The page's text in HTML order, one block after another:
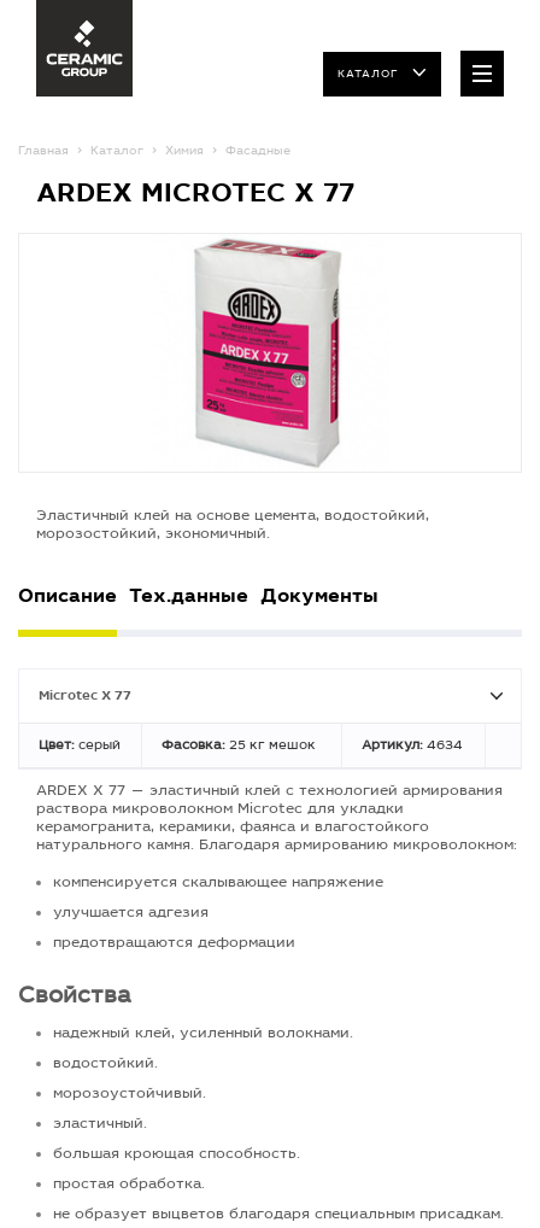
КАТАЛОГ
Главная Каталог Химия Фасадные
ARDEX MICROTEC X 77
Эластичный клей на основе цемента, водостойкий,
морозостойкий, экономичный.
Описание Тех.данные Документы
Microtec X 77
Цвет: серый Фасовка: 25 кг мешок Артикул: 4634
ARDEX X 77 — эластичный клей с технологией армирования
раствора микроволокном Microtec для укладки
керамогранита, керамики, фаянса и влагостойкого
натурального камня. Благодаря армированию микроволокном:
компенсируется скалывающее напряжение
улучшается адгезия
предотвращаются деформации
Свойства
надежный клей, усиленный волокнами.
водостойкий.
морозоустойчивый.
эластичный.
большая кроющая способность.
простая обработка.
не образует выцветов благодаря специальным присадкам.